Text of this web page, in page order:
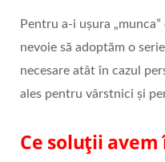
Pentru a-i uşura
nevoie să adoptăm o
necesare atât în cazul
ales pentru vârstnici şi
Ce soluții